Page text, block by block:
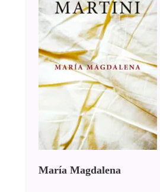
María Magdalena